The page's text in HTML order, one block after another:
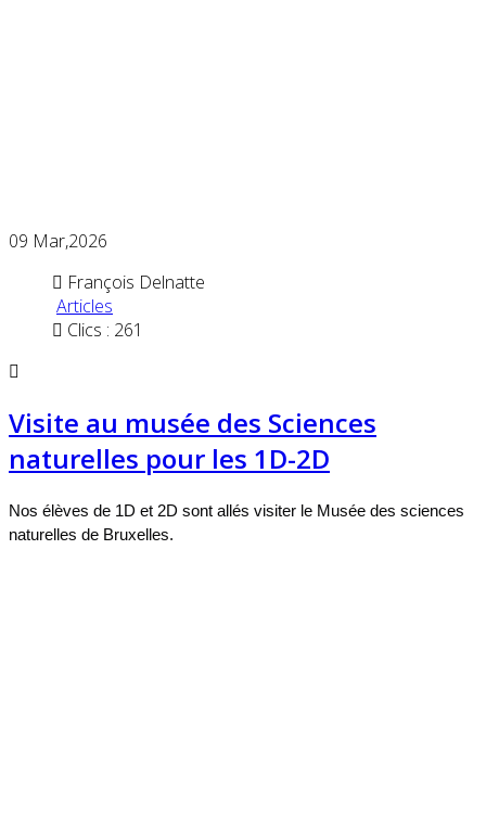
09 Mar,2026
François Delnatte
Articles
Clics : 261
Visite au musée des Sciences
naturelles pour les 1D-2D
Nos élèves de 1D et 2D sont allés visiter le Musée des sciences
naturelles de Bruxelles.